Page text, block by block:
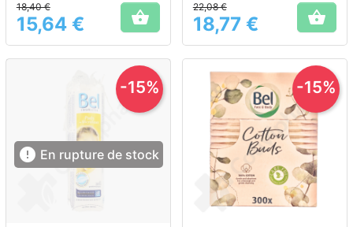
Prix
18,40 €
15,64 €  Prix
22,08 €
18,77 € 
 En rupture de stock
-15% -15%